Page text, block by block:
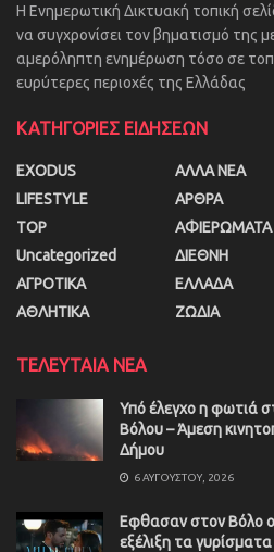
Η Ενημερωτική Δικτυακή τοπική
να συγχρονίσει τον βηματισμό της
αμερόληπτη ενημέρωση τόσο σε
ευρύτερες περιοχές της Ελλάδας
ΚΑΤΗΓΟΡΙΕΣ ΕΙΔΗΣΕΩΝ
EXODUS
LIFESTYLE
TOP
Uncategorized
ΑΓΡΟΤΙΚΑ
ΑΘΛΗΤΙΚΑ
ΑΛΛΑ ΝΕΑ
ΑΡΘΡΑ
ΑΦΙΕΡΩΜΑΤΑ
ΔΙΕΘΝΗ
ΕΛΛΑΔΑ
ΖΩΔΙΑ
ΤΕΛΕΥΤΑΙΑ ΝΕΑ
Υπό έλεγχο η φωτιά
Βόλου – Άμεση
Δήμου
6 ΑΥΓΟΎΣΤΟΥ, 2026
Εφθασαν στον Βόλο
εξέλιξη τα